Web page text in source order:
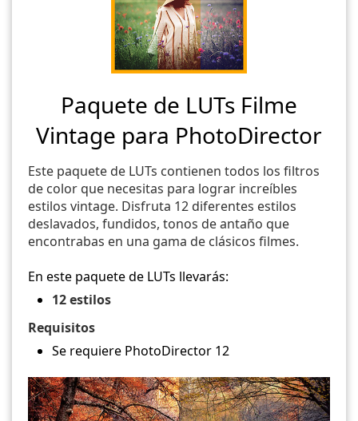
Paquete de LUTs Filme
Vintage para PhotoDirector
Este paquete de LUTs contienen todos los filtros
de color que necesitas para lograr increíbles
estilos vintage. Disfruta 12 diferentes estilos
deslavados, fundidos, tonos de antaño que
encontrabas en una gama de clásicos filmes.
En este paquete de LUTs llevarás:
12 estilos
Requisitos
Se requiere PhotoDirector 12